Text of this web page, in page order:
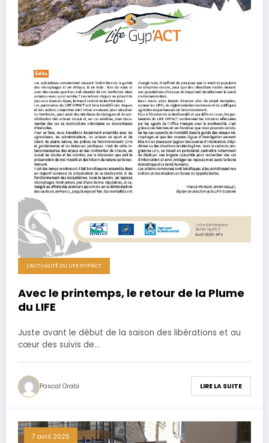
L'ACTUALITÉ DU LIFE GYP'ACT
Avec le printemps, le retour de la Plume
du LIFE
Juste avant le début de la saison des libérations et au
cœur des suivis de…
Pascal Orabi LIRE LA SUITE
7 avril 2025